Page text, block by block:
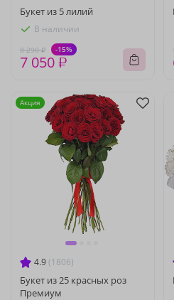
Букет из 5 лилий
В наличии
8 290 ₽ -15%
7 050 ₽
4.9 (1806)
Букет из 25 красных роз
Премиум
Акция